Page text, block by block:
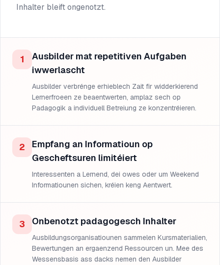
1
Ausbilder mat repetitiven Aufgaben
iwwerlascht
Ausbilder verbrénge erhieblech Zait fir widderkierend
Lernerfroeen ze beaentwerten, amplaz sech op
Padagogik a individuell Betreiung ze konzentréieren.
2
Empfang an Informatioun op
Gescheftsuren limitéiert
Interessenten a Lernend, dei owes oder um Weekend
Informatiounen sichen, kréien keng Aentwert.
3 Onbenotzt padagogesch Inhalter
Ausbildungsorganisatiounen sammelen Kursmaterialien,
Bewertungen an ergaenzend Ressourcen un. Mee des
Wessensbasis ass dacks nemen den Ausbilder
Inhalter bleift ongenotzt.